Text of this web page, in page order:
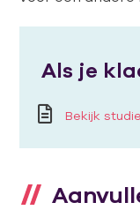
Als je
Bekijk